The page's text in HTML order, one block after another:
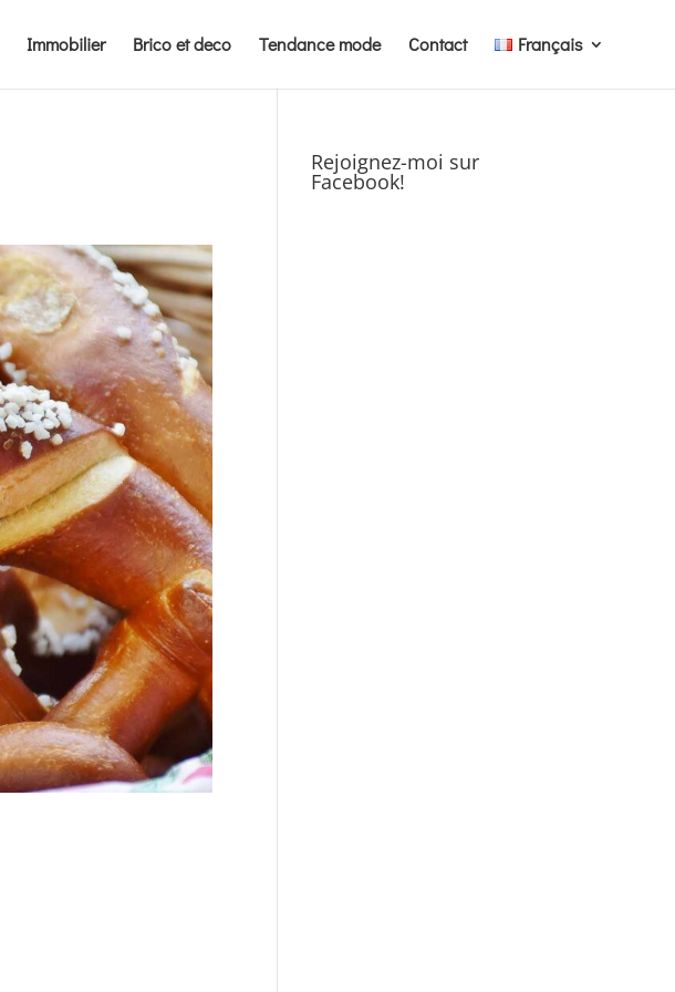
Immobilier Brico et deco Tendance mode Contact Français
Rejoignez-moi sur
Facebook!